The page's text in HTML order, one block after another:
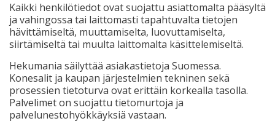
Kaikki henkilötiedot ovat suojattu asiattomalta pääsyltä
ja vahingossa tai laittomasti tapahtuvalta tietojen
hävittämiseltä, muuttamiselta, luovuttamiselta,
siirtämiseltä tai muulta laittomalta käsittelemiseltä.
Hekumania säilyttää asiakastietoja Suomessa.
Konesalit ja kaupan järjestelmien tekninen sekä
prosessien tietoturva ovat erittäin korkealla tasolla.
Palvelimet on suojattu tietomurtoja ja
palvelunestohyökkäyksiä vastaan.